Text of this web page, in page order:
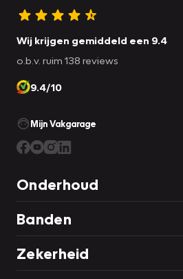
Wij krijgen gemiddeld een 9.4
o.b.v. ruim 138 reviews
9.4/10
Mijn Vakgarage
Onderhoud
Banden
Zekerheid